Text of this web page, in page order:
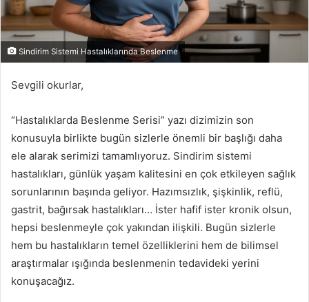
Sindirim Sistemi Hastalıklarında Beslenme
Sevgili okurlar,
“Hastalıklarda Beslenme Serisi” yazı dizimizin son
konusuyla birlikte bugün sizlerle önemli bir başlığı daha
ele alarak serimizi tamamlıyoruz. Sindirim sistemi
hastalıkları, günlük yaşam kalitesini en çok etkileyen sağlık
sorunlarının başında geliyor. Hazımsızlık, şişkinlik, reflü,
gastrit, bağırsak hastalıkları… İster hafif ister kronik olsun,
hepsi beslenmeyle çok yakından ilişkili. Bugün sizlerle
hem bu hastalıkların temel özelliklerini hem de bilimsel
araştırmalar ışığında beslenmenin tedavideki yerini
konuşacağız.